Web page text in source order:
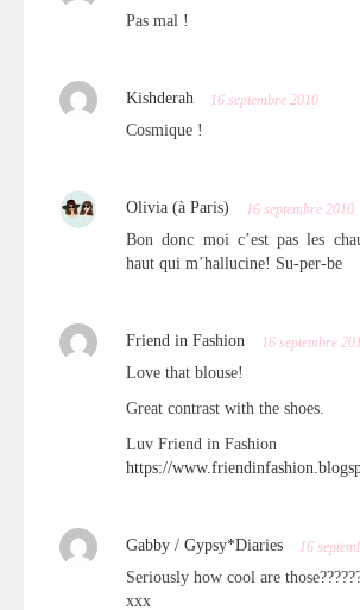
Pas mal !
Kishderah 16 septembre 2010
Cosmique !
Olivia (à Paris) 16 septembre 2010
Bon donc moi c’est pas les
haut qui m’hallucine! Su-per-be
Friend in Fashion 16 septembre
Love that blouse!
Great contrast with the shoes.
Luv Friend in Fashion
https://
Gabby / Gypsy*Diaries 16
Seriously how cool are
xxx